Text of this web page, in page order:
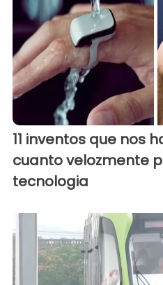
11 inventos que nos
cuanto velozmente
tecnologia